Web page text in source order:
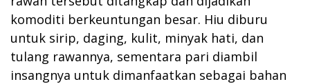
komoditi berkeuntungan besar. Hiu diburu
untuk sirip, daging, kulit, minyak hati, dan
tulang rawannya, sementara pari diambil
insangnya untuk dimanfaatkan sebagai bahan